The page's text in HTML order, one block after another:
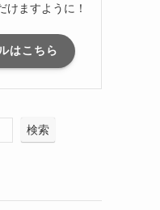
けますように！
はこちら
検索